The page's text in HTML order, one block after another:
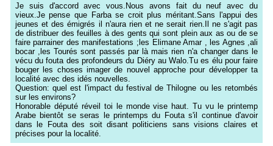
Je suis d'accord avec vous.Nous avons fait du neuf avec du
vieux.Je pense que Farba se croit plus méritant.Sans l'appui des
jeunes et des émigrés il n'aura rien et ne serait rien.Il ne s'agit pas
de distribuer des feuilles à des gents qui sont plein aux as ou de se
faire parrainer des manifestations ;les Elimane Amar , les Agnes ,ali
bocar ,les Tourés sont passés par là mais rien n'a changer dans le
vécu du fouta des profondeurs du Diéry au Walo.Tu es élu pour faire
bouger les choses imager de nouvel approche pour développer ta
localité avec des idés nouvelles.
Question: quel est l'impact du festival de Thilogne ou les retombés
sur les environs?
Honorable député réveil toi le monde vise haut. Tu vu le printemp
Arabe bientôt se seras le printemps du Fouta s'il continue d'avoir
dans le Fouta des soit disant politiciens sans visions claires et
précises pour la localité.